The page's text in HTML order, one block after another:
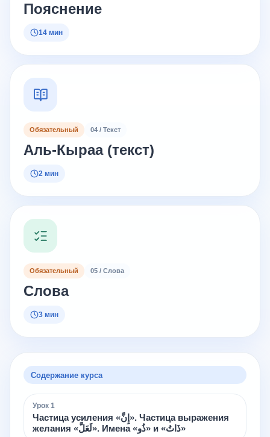
Пояснение
14 мин
Обязательный 04 / Текст
Аль-Кыраа (текст)
2 мин
Обязательный 05 / Слова
Слова
3 мин
Содержание курса
Урок 1
Частица усиления «إِنَّ». Частица выражения
желания «لَعَلَّ». Имена «ذُو» и «ذَاتُ»